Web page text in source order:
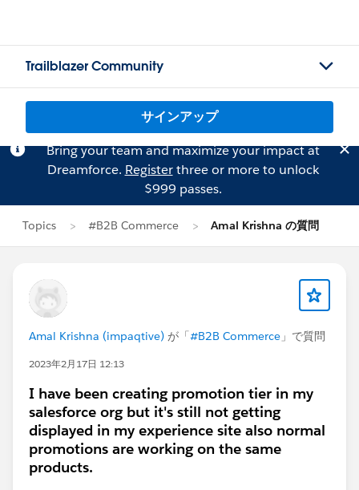
Trailblazer Community
サインアップ
Bring your team and maximize your impact at
Dreamforce. Registerthree or more to unlock
$999 passes.
Topics #B2B Commerce Amal Krishna の質問
Amal Krishna (impaqtive) が「#B2B Commerce 」で質問
2023年2月17日 12:13
I have been creating promotion tier in my
salesforce org but it's still not getting
displayed in my experience site also normal
promotions are working on the same
products.